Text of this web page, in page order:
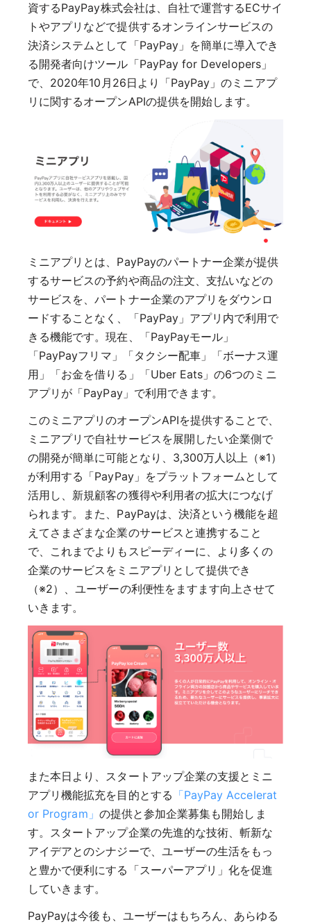
資するPayPay株式会社は、自社で運営するECサイ
トやアプリなどで提供するオンラインサービスの
決済システムとして「PayPay」を簡単に導入でき
る開発者向けツール「PayPay for Developers」
で、2020年10月26日より「PayPay」のミニアプ
リに関するオープンAPIの提供を開始します。
ミニアプリとは、PayPayのパートナー企業が提供
するサービスの予約や商品の注文、支払いなどの
サービスを、パートナー企業のアプリをダウンロ
ードすることなく、「PayPay」アプリ内で利用で
きる機能です。現在、「PayPayモール」
「PayPayフリマ」「タクシー配車」「ボーナス運
用」「お金を借りる」「Uber Eats」の6つのミニ
アプリが「PayPay」で利用できます。
このミニアプリのオープンAPIを提供することで、
ミニアプリで自社サービスを展開したい企業側で
の開発が簡単に可能となり、3,300万人以上（※1）
が利用する「PayPay」をプラットフォームとして
活用し、新規顧客の獲得や利用者の拡大につなげ
られます。また、PayPayは、決済という機能を超
えてさまざまな企業のサービスと連携すること
で、これまでよりもスピーディーに、より多くの
企業のサービスをミニアプリとして提供でき
（※2）、ユーザーの利便性をますます向上させて
いきます。
また本日より、スタートアップ企業の支援とミニ
アプリ機能拡充を目的とする 「PayPay Accelerat
or Program」 の提供と参加企業募集も開始しま
す。スタートアップ企業の先進的な技術、斬新な
アイデアとのシナジーで、ユーザーの生活をもっ
と豊かで便利にする「スーパーアプリ」化を促進
していきます。
PayPayは今後も、ユーザーはもちろん、あらゆる